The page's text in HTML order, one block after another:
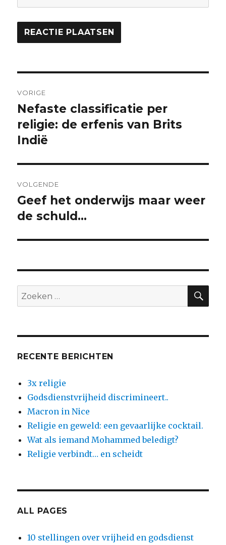
navigatie
VORIGE
Vorig
bericht:
Nefaste classificatie per
religie: de erfenis van Brits
Indië
VOLGENDE
Volgend
bericht:
Geef het onderwijs maar weer
de schuld…
Zoeken
naar:
RECENTE BERICHTEN
3x religie
Godsdienstvrijheid discrimineert..
Macron in Nice
Religie en geweld: een gevaarlijke cocktail.
Wat als iemand Mohammed beledigt?
Religie verbindt… en scheidt
ALL PAGES
10 stellingen over vrijheid en godsdienst